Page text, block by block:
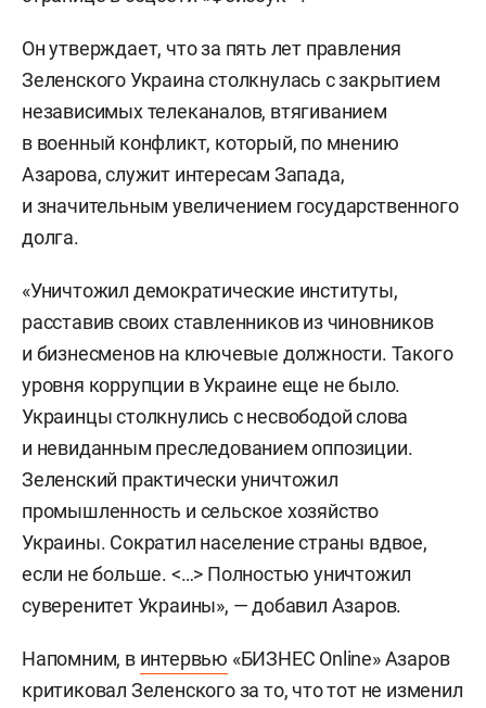
Он утверждает, что за пять лет правления
Зеленского Украина столкнулась с закрытием
независимых телеканалов, втягиванием
в военный конфликт, который, по мнению
Азарова, служит интересам Запада,
и значительным увеличением государственного
долга.
«Уничтожил демократические институты,
расставив своих ставленников из чиновников
и бизнесменов на ключевые должности. Такого
уровня коррупции в Украине еще не было.
Украинцы столкнулись с несвободой слова
и невиданным преследованием оппозиции.
Зеленский практически уничтожил
промышленность и сельское хозяйство
Украины. Сократил население страны вдвое,
если не больше. <…> Полностью уничтожил
суверенитет Украины», — добавил Азаров.
Напомним, в интервью «БИЗНЕС Online» Азаров
критиковал Зеленского за то, что тот не изменил